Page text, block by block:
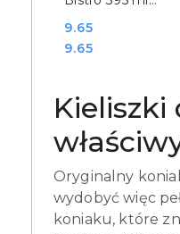
Cena:
9.65
Cena:
9.65
Oryginalny
wydobyć więc
koniaku, które